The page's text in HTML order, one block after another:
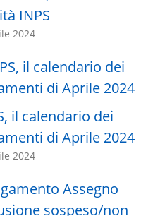
INPS
2024
il calendario dei
di Aprile 2024
2024